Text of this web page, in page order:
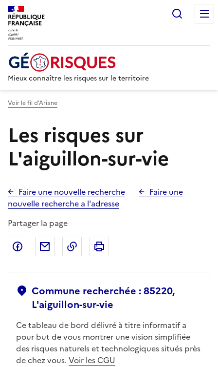
RÉPUBLIQUE
FRANÇAISE
Mieux connaître les risques sur le territoire
Voir le fil d’Ariane
Les risques sur
L'aiguillon-sur-vie
Faire une nouvelle recherche
Faire une
nouvelle recherche a l'adresse
Partager la page
Partager sur Facebook
Partager par emailCopier dans le presse-papier
Commune recherchée : 85220,
L'aiguillon-sur-vie
Ce tableau de bord délivré à titre informatif a
pour but de vous montrer une vision simplifiée
des risques naturels et technologiques situés près
de chez vous. Voir les CGU